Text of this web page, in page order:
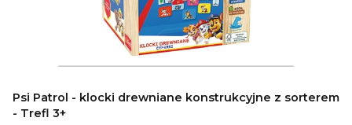
Psi Patrol - klocki drewniane konstrukcyjne z sorterem
- Trefl 3+